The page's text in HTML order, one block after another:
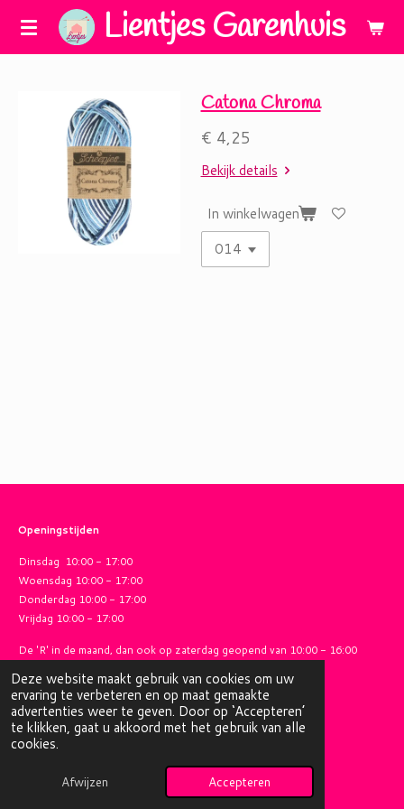
Deze website maakt gebruik van cookies om uw
ervaring te verbeteren en op maat gemaakte
advertenties weer te geven. Door op ‘Accepteren’
te klikken, gaat u akkoord met het gebruik van alle
cookies.
Afwijzen Accepteren
Ga
hoofdinhoud
Lientjes Garenhuis
Catona Chroma
€ 4,25
Bekijk details
In winkelwagen
Openingstijden
Dinsdag 10:00 - 17:00
Woensdag 10:00 - 17:00
Donderdag 10:00 - 17:00
Vrijdag 10:00 - 17:00
De 'R' in de maand, dan ook op zaterdag geopend van 10:00 - 16:00
Algemene voorwaarden
© 2025 - 2026 Lientjes Garenhuis